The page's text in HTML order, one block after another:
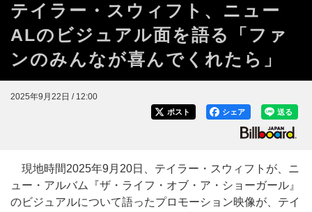
テイラー・スウィフト、ニュー
ALのビジュアル面を語る「ファ
ンのみんなが喜んでくれたら」
2025年9月22日 / 12:00
送る
シェア
ポスト
現地時間2025年9月20日、テイラー・スウィフトが、ニ
ュー・アルバム『ザ・ライフ・オブ・ア・ショーガール』
のビジュアルについて語ったプロモーション映像が、テイ